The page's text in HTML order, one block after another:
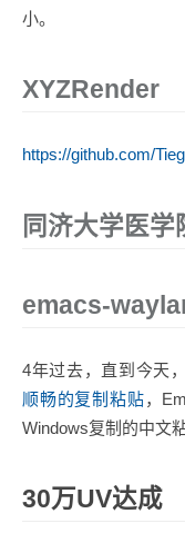
小。
XYZRender
https://github.com/
同济大学医学
emacs-
4年过去，直到今天，
顺畅的复制粘贴，
Windows复制的中文
30万UV达成